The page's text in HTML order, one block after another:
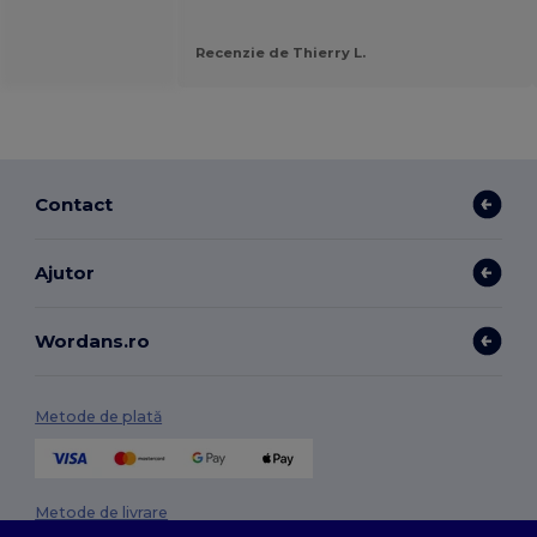
Recenzie de Thierry L.
Contact
Ajutor
Wordans.ro
Metode de plată
Metode de livrare